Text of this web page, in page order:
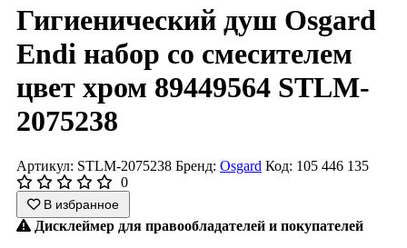
Гигиенический душ Osgard
Endi набор со смесителем
цвет хром 89449564 STLM-
2075238
Артикул: STLM-2075238 Бренд: Osgard Код: 105 446 135
0
В избранное
Дисклеймер для правообладателей и покупателей